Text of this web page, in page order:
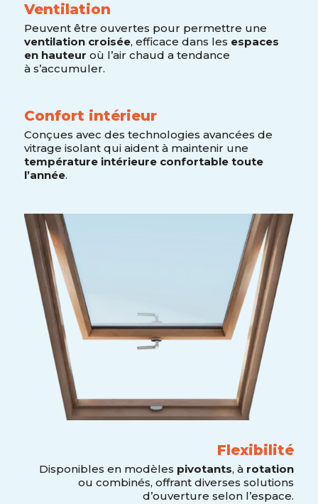
Ventilation
Peuvent être ouvertes pour permettre une
ventilation croisée, efficace dans les espaces
en hauteur où l’air chaud a tendance
à s’accumuler.
Confort intérieur
Conçues avec des technologies avancées de
vitrage isolant qui aident à maintenir une
température intérieure confortable toute
l’année.
Flexibilité
Disponibles en modèles pivotants, à rotation
ou combinés, offrant diverses solutions
d’ouverture selon l’espace.